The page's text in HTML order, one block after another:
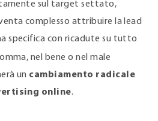
sul target settato,
complesso attribuire la lead
specifica con ricadute su tutto
nel bene o nel male
un cambiamento radicale
online.